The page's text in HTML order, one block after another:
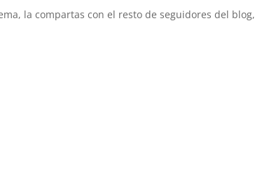
la compartas con el resto de seguidores del blog,